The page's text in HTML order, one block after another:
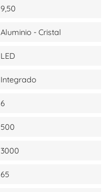
9,50
Aluminio - Cristal
LED
Integrado
6
500
3000
65